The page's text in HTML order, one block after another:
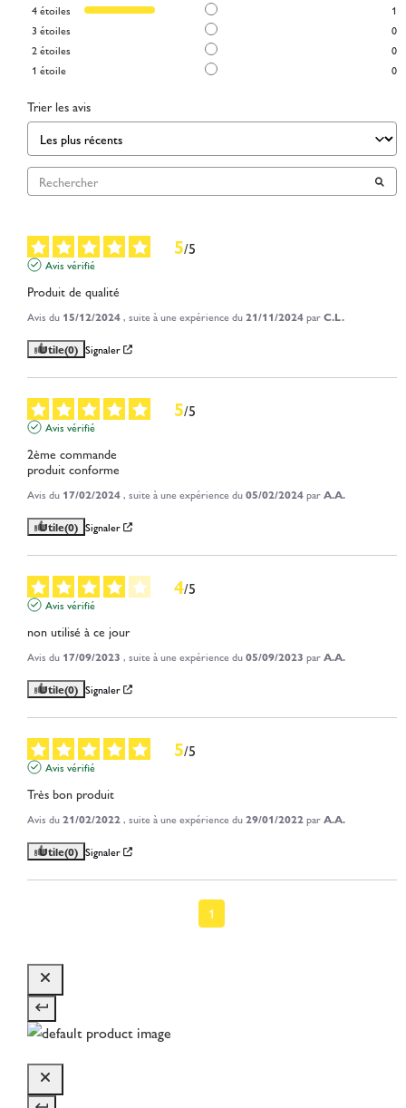
4étoiles
1
3 étoiles
0
2étoiles
0
1 étoile 0
Trier les avis
5/5
Avis vérifié
Produit de qualité
Avis du 15/12/2024, suite à une expérience du21/11/2024parC.L.
Utile(0) Signaler
5/5
Avis vérifié
2ème commande
produit conforme
Avis du 17/02/2024, suite à une expérience du05/02/2024parA.A.
Utile(0) Signaler
4/5
Avis vérifié
non utilisé à ce jour
Avis du 17/09/2023 , suite à une expérience du05/09/2023 parA.A.
Utile(0) Signaler
5/5
Avis vérifié
Très bon produit
Avis du21/02/2022, suite à une expérience du29/01/2022parA.A.
Utile(0) Signaler
1